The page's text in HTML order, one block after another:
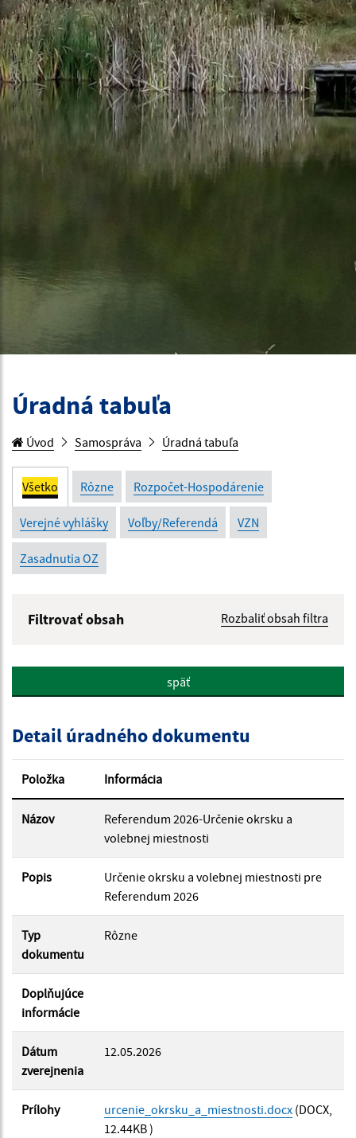
Úradná tabuľa
Úvod Samospráva Úradná tabuľa
Všetko Rôzne Rozpočet-Hospodárenie
Verejné vyhlášky Voľby/Referendá VZN
Zasadnutia OZ
Filtrovať obsah Rozbaliť obsah filtra
Popis:
Dátum zverejnenia od:
Dátum zverejnenia do:
Filtrovať Reset
späť
Detail úradného dokumentu
Položka Informácia
Názov
Referendum 2026-Určenie okrsku a
volebnej miestnosti
Popis
Určenie okrsku a volebnej miestnosti pre
Referendum 2026
Typ
dokumentu
Rôzne
Doplňujúce
informácie
Dátum
zverejnenia
12.05.2026
Prílohy urcenie_okrsku_a_miestnosti.docx (DOCX,
12.44KB )